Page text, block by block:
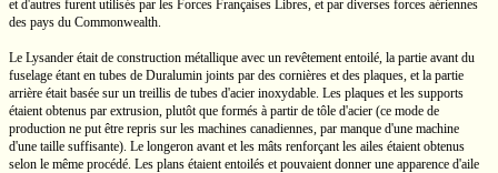
et d'autres furent utilisés par les Forces Françaises Libres, et par diverses forces aériennes
des pays du Commonwealth.
Le Lysander était de construction métallique avec un revêtement entoilé, la partie avant du
fuselage étant en tubes de Duralumin joints par des cornières et des plaques, et la partie
arrière était basée sur un treillis de tubes d'acier inoxydable. Les plaques et les supports
étaient obtenus par extrusion, plutôt que formés à partir de tôle d'acier (ce mode de
production ne put être repris sur les machines canadiennes, par manque d'une machine
d'une taille suffisante). Le longeron avant et les mâts renforçant les ailes étaient obtenus
selon le même procédé. Les plans étaient entoilés et pouvaient donner une apparence d'aile